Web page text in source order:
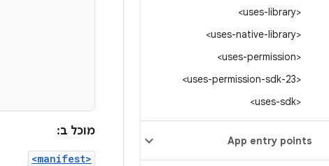
<uses-library>
<uses-native-library>
<uses-permission>
<uses-permission-sdk-23>
<uses-sdk>
App entry points
מוכל ב:
<manifest>